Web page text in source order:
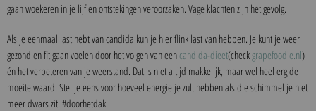
gaan woekeren in je lijf en ontstekingen veroorzaken. Vage klachten zijn het gevolg.
Als je eenmaal last hebt van candida kun je hier flink last van hebben. Je kunt je weer
gezond en fit gaan voelen door het volgen van een candida-dieet(check grapefoodie.nl)
én het verbeteren van je weerstand. Dat is niet altijd makkelijk, maar wel heel erg de
moeite waard. Stel je eens voor hoeveel energie je zult hebben als die schimmel je niet
meer dwars zit. #doorhetdak.